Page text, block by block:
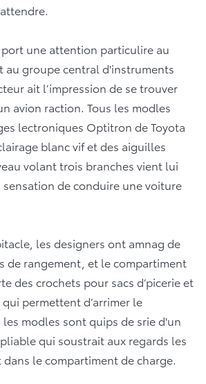
une attention particulire au
au groupe central d'instruments
ait l’impression de se trouver
avion raction. Tous les modles
lectroniques Optitron de Toyota
blanc vif et des aiguilles
volant trois branches vient lui
sensation de conduire une voiture
les designers ont amnag de
de rangement, et le compartiment
des crochets pour sacs d’picerie et
permettent d’arrimer le
modles sont quips de srie d'un
qui soustrait aux regards les
le compartiment de charge.